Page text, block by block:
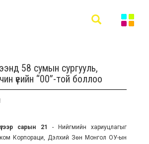
58 сумын сургууль,
үеийн “00”-той боллоо
сарын 21
- Нийгмийн хариуцлагыг
Корпораци, Дэлхий Зөн Монгол ОУ-ын